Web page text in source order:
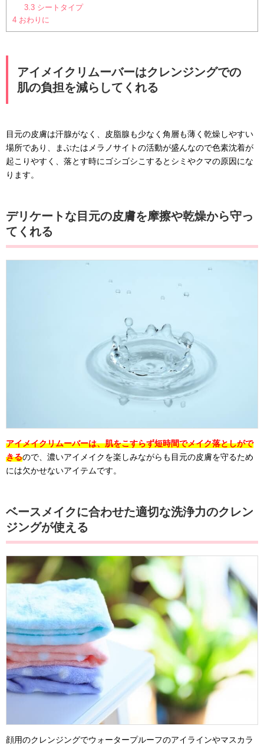
3.3シートタイプ
4 おわりに
アイメイクリムーバーはクレンジングでの
肌の負担を減らしてくれる
目元の皮膚は汗腺がなく、皮脂腺も少なく角層も薄く乾燥しやすい
場所であり、まぶたはメラノサイトの活動が盛んなので色素沈着が
起こりやすく、落とす時にゴシゴシこするとシミやクマの原因にな
ります。
デリケートな目元の皮膚を摩擦や乾燥から守っ
てくれる
アイメイクリムーバーは、肌をこすらず短時間でメイク落としがで
きるので、濃いアイメイクを楽しみながらも目元の皮膚を守るため
には欠かせないアイテムです。
ベースメイクに合わせた適切な洗浄力のクレン
ジングが使える
顔用のクレンジングでウォータープルーフのアイラインやマスカラ